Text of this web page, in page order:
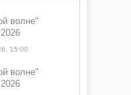
волне"
15:00
волне"